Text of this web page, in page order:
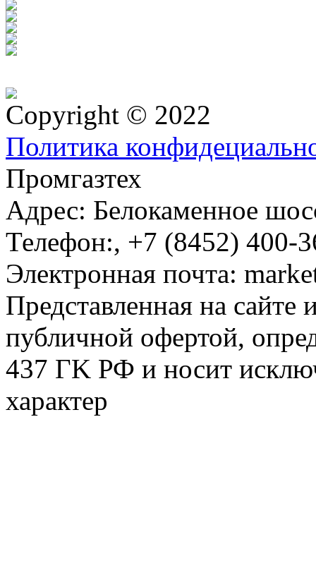
Copyright © 2022
Политика
Промгазтех
Адрес: Белокаменное
Телефон:, +7 (8452) 400-
Электронная почта:
Представленная на сайте
публичной офертой,
437 ГK РФ и носит
характер